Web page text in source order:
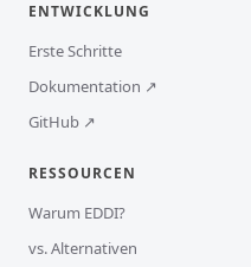
ENTWICKLUNG
Erste Schritte
Dokumentation ↗
GitHub ↗
RESSOURCEN
Warum EDDI?
vs. Alternativen